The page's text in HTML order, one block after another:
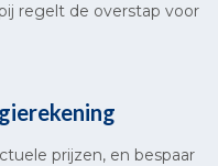
regelt de overstap voor
prijzen, en bespaar